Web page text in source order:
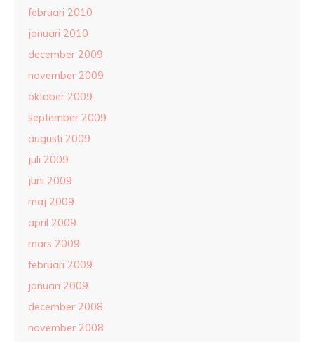
februari 2010
januari 2010
december 2009
november 2009
oktober 2009
september 2009
augusti 2009
juli 2009
juni 2009
maj 2009
april 2009
mars 2009
februari 2009
januari 2009
december 2008
november 2008